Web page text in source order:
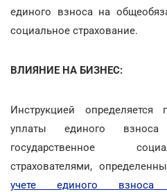
единого взноса на
социальное страхование.
ВЛИЯНИЕ НА БИЗНЕС:
Инструкцией определяется
уплаты единого взноса
государственное
страхователями,
учете единого взноса